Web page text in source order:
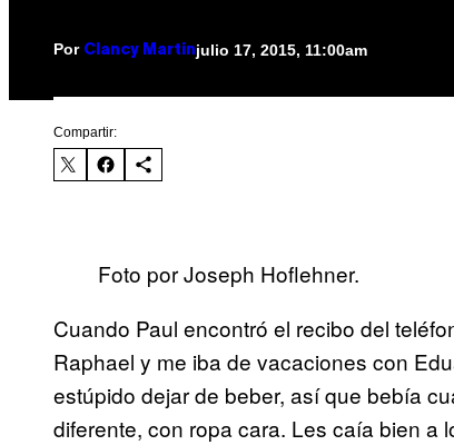
Por Clancy Martinjulio 17, 2015, 11:00am
Compartir:
Foto por Joseph Hoflehner.
Cuando Paul encontró el recibo del
Raphael y me iba de vacaciones con
estúpido dejar de beber, así que bebía
diferente, con ropa cara. Les caía bien a